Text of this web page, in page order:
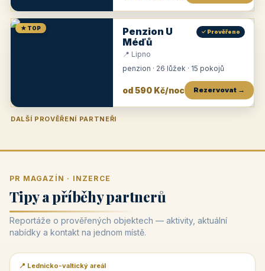
★ TOP
Penzion U
Méďů
✓ Prověřeno
📍 Lipno
penzion · 26 lůžek · 15 pokojů
od 590 Kč/noc Rezervovat →
DALŠÍ PROVĚŘENÍ PARTNEŘI
Penzion U Zámku Pension Faber
PR MAGAZÍN · INZERCE
Tipy a příběhy partnerů
Reportáže o prověřených objektech — aktivity, aktuální
nabídky a kontakt na jednom místě.
📰 PR článek
📍 Lednicko-valtický areál